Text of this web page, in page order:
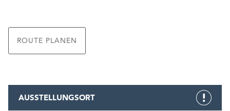
ROUTE PLANEN
AUSSTELLUNGSORT